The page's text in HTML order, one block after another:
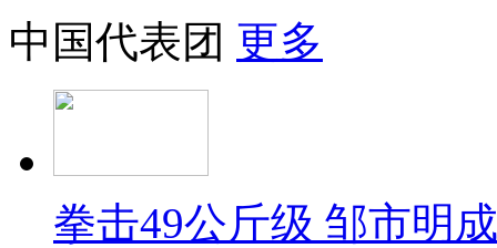
中国代表团 更多
拳击49公斤级 邹市明